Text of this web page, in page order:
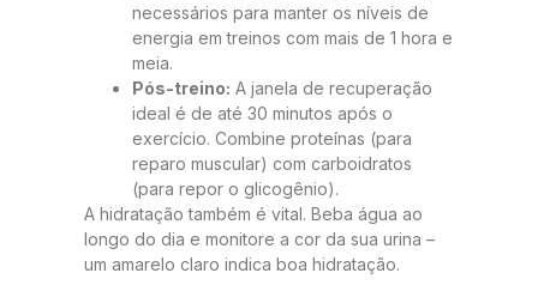
necessários para manter os níveis de
energia em treinos com mais de 1 hora e
meia.
Pós-treino: A janela de recuperação
ideal é de até 30 minutos após o
exercício. Combine proteínas (para
reparo muscular) com carboidratos
(para repor o glicogênio).
A hidratação também é vital. Beba água ao
longo do dia e monitore a cor da sua urina –
um amarelo claro indica boa hidratação.